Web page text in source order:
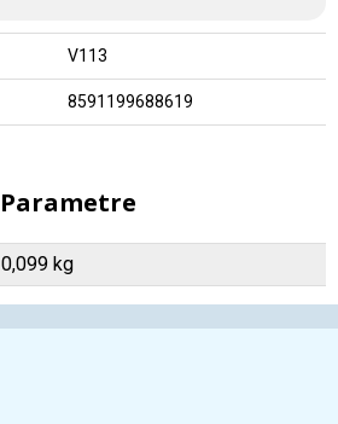
V113
8591199688619
Parametre
0,099 kg